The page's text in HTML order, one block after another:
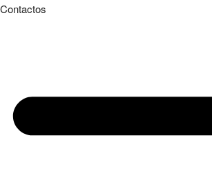
Contactos